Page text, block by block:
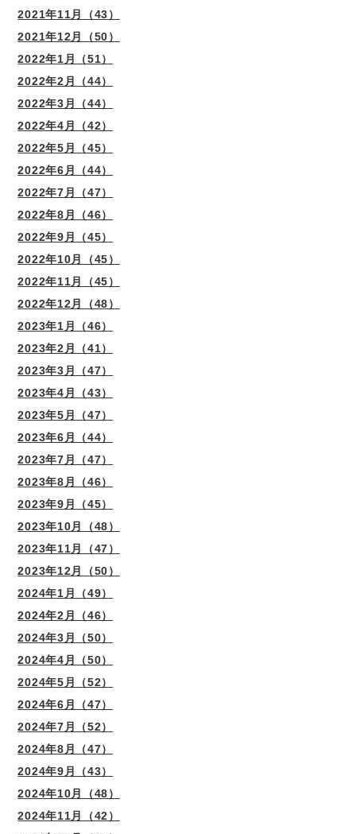
2021年11月（43）
2021年12月（50）
2022年1月（51）
2022年2月（44）
2022年3月（44）
2022年4月（42）
2022年5月（45）
2022年6月（44）
2022年7月（47）
2022年8月（46）
2022年9月（45）
2022年10月（45）
2022年11月（45）
2022年12月（48）
2023年1月（46）
2023年2月（41）
2023年3月（47）
2023年4月（43）
2023年5月（47）
2023年6月（44）
2023年7月（47）
2023年8月（46）
2023年9月（45）
2023年10月（48）
2023年11月（47）
2023年12月（50）
2024年1月（49）
2024年2月（46）
2024年3月（50）
2024年4月（50）
2024年5月（52）
2024年6月（47）
2024年7月（52）
2024年8月（47）
2024年9月（43）
2024年10月（48）
2024年11月（42）